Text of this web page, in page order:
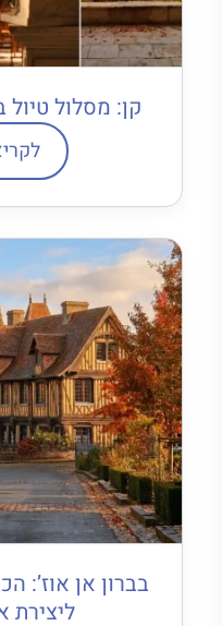
קן: מסלול
בברון אן אוז’:
ליצירת